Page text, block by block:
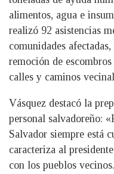
alimentos, agua e
realizó 92 asistencias
comunidades
remoción de
calles y caminos
Vásquez destacó la
personal salvadoreño:
Salvador siempre está
caracteriza al
con los pueblos